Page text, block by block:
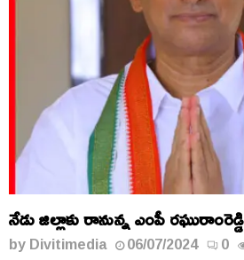
నేడు జిల్లాకు రానున్న ఎంపీ రఘురాంరెడ్డి
byDivitimedia 06/07/2024 0